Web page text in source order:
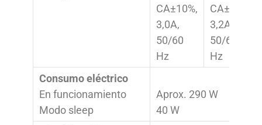
CA±10%,
3,0A,
50/60
Hz
CA±10%,
3,2A,
50/60
Hz
Consumo eléctrico
En funcionamiento
Modo sleep
Aprox. 290 W
40 W